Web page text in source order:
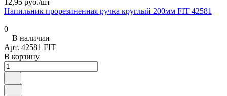
Напильник прорезиненная ручка круглый 200мм FIT 42581
0
В наличии
Арт. 42581 FIT
В корзину